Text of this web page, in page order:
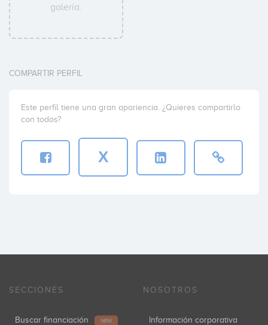
galería.
COMPARTIR PERFIL
Este perfil tiene una gran apariencia. ¿Quieres compartirlo
con todos?
X
SECCIONES
Buscar financiación NEW
NOSOTROS
Información corporativa